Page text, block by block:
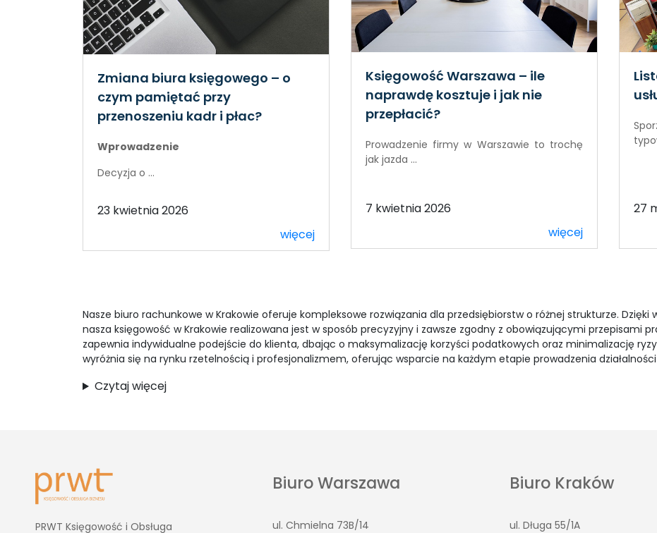
Zmiana biura księgowego – o
czym pamiętać przy
przenoszeniu kadr i płac?
Wprowadzenie
Decyzja o ...
23 kwietnia 2026
więcej
Księgowość Warszawa – ile
naprawdę kosztuje i jak nie
przepłacić?
Prowadzenie firmy w Warszawie to trochę
jak jazda ...
7 kwietnia 2026
więcej
27
Nasze biuro rachunkowe w Krakowie oferuje kompleksowe rozwiązania dla przedsiębiorstw o różnej strukturze.
nasza księgowość w Krakowie realizowana jest w sposób precyzyjny i zawsze zgodny z obowiązującymi przepisami
zapewnia indywidualne podejście do klienta, dbając o maksymalizację korzyści podatkowych oraz minimalizację
wyróżnia się na rynku rzetelnością i profesjonalizmem, oferując wsparcie na każdym etapie prowadzenia
Czytaj więcej
PRWT Księgowość i Obsługa
Biuro Warszawa
ul. Chmielna 73B/14
Biuro Kraków
ul. Długa 55/1A